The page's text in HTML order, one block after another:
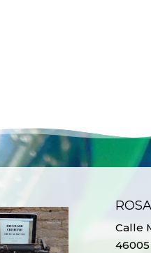
Calle
46005